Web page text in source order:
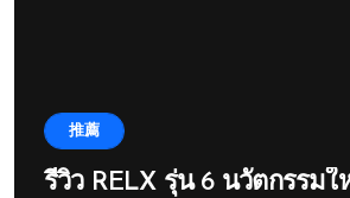
推薦
รีวิว RELX รุ่น 6 นวัตกรรม